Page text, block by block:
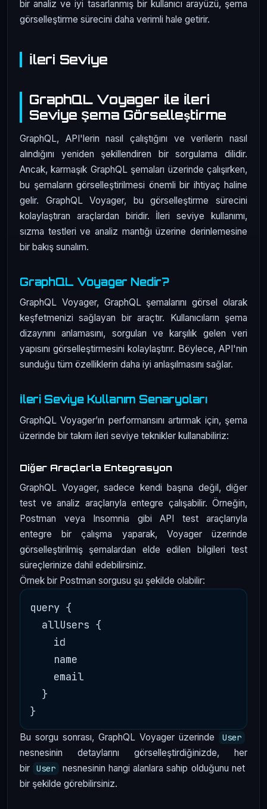
bir analiz ve iyi tasarlanmış bir kullanıcı arayüzü, şema
görselleştirme sürecini daha verimli hale getirir.
İleri Seviye
GraphQL Voyager ile İleri
Seviye Şema Görselleştirme
GraphQL, API'lerin nasıl çalıştığını ve verilerin nasıl
alındığını yeniden şekillendiren bir sorgulama dilidir.
Ancak, karmaşık GraphQL şemaları üzerinde çalışırken,
bu şemaların görselleştirilmesi önemli bir ihtiyaç haline
gelir. GraphQL Voyager, bu görselleştirme sürecini
kolaylaştıran araçlardan biridir. İleri seviye kullanımı,
sızma testleri ve analiz mantığı üzerine derinlemesine
bir bakış sunalım.
GraphQL Voyager Nedir?
GraphQL Voyager, GraphQL şemalarını görsel olarak
keşfetmenizi sağlayan bir araçtır. Kullanıcıların şema
dizaynını anlamasını, sorguları ve karşılık gelen veri
yapısını görselleştirmesini kolaylaştırır. Böylece, API'nin
sunduğu tüm özelliklerin daha iyi anlaşılmasını sağlar.
İleri Seviye Kullanım Senaryoları
GraphQL Voyager’ın performansını artırmak için, şema
üzerinde bir takım ileri seviye teknikler kullanabiliriz:
Diğer Araçlarla Entegrasyon
GraphQL Voyager, sadece kendi başına değil, diğer
test ve analiz araçlarıyla entegre çalışabilir. Örneğin,
Postman veya Insomnia gibi API test araçlarıyla
entegre bir çalışma yaparak, Voyager üzerinde
görselleştirilmiş şemalardan elde edilen bilgileri test
süreçlerinize dahil edebilirsiniz.
Örnek bir Postman sorgusu şu şekilde olabilir:
query {
  allUsers {
    id
    name
    email
  }
Bu sorgu sonrası, GraphQL Voyager üzerinde User
nesnesinin detaylarını görselleştirdiğinizde, her
bir
User
nesnesinin hangi alanlara sahip olduğunu net
bir şekilde görebilirsiniz.